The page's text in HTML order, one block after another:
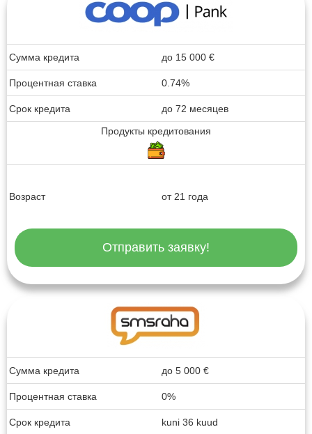
Сумма кредита до 15 000 €
Процентная ставка 0.74%
Срок кредита
до 72 месяцев
Продукты кредитования
Возраст от 21 года
Отправить заявку!
Сумма кредита до 5 000 €
Процентная ставка 0%
Срок кредита
kuni 36 kuud